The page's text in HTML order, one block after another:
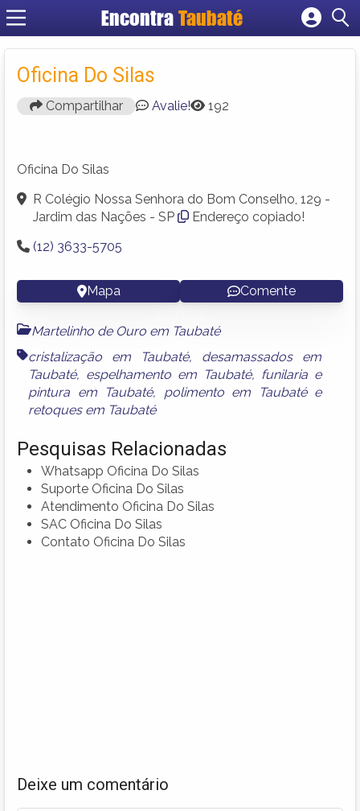
EncontraTaubaté
Cadastrar empresa
Oficina Do Silas
Compartilhar Avalie! 192
Oficina Do Silas
R Colégio Nossa Senhora do Bom Conselho, 129 -
Jardim das Nações - SP
Endereço copiado!
(12) 3633-5705
Mapa Comente
Martelinho de Ouro em Taubaté
cristalização em Taubaté, desamassados em
Taubaté, espelhamento em Taubaté, funilaria e
pintura em Taubaté, polimento em Taubatée
retoques em Taubaté
Pesquisas Relacionadas
Whatsapp Oficina Do Silas
Suporte Oficina Do Silas
Atendimento Oficina Do Silas
SAC Oficina Do Silas
Contato Oficina Do Silas
Deixe um comentário